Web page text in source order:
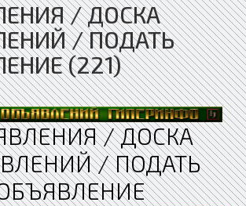
/ ДОСКА
/ ПОДАТЬ
(221)
/ ДОСКА
/ ПОДАТЬ